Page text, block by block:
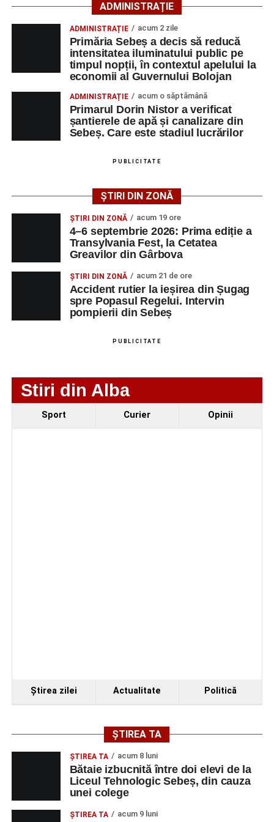
Lista publicată de AJOFM Alba include, pe lângă
denumirea posturilor vacante din Săsciori, și datele de
contact ale angajatorilor, precum numere de telefon și
adrese de e-mail, pentru ca persoanele interesate să
poată solicita detalii despre condițiile de angajare,
Mai jos puteți consulta lista completă a locurilor de
muncă disponibile în comuna Săsciori la data de 4
august 2026, precum și datele de contact ale
LMV
TELEFON/E-
Technology Srl
OPERATOR LA
MASINI-UNELTE
CU COMANDA
NUMERICA
1 0752826367
Ultimele știri din Sebeș
ADMINISTRAȚIE
ADMINISTRAȚIE acum 2 zile
Primăria Sebeș a decis să reducă
intensitatea iluminatului public pe
timpul nopții, în contextul apelului la
economii al Guvernului Bolojan
ADMINISTRAȚIE acum o săptămână
Primarul Dorin Nistor a verificat
șantierele de apă și canalizare din
Sebeș. Care este stadiul lucrărilor
PUBLICITATE
ȘTIRI DIN ZONĂ
ȘTIRI DIN ZONĂ acum 19 ore
4–6 septembrie 2026: Prima ediție a
Transylvania Fest, la Cetatea
Greavilor din Gârbova
ȘTIRI DIN ZONĂ acum 21 de ore
Accident rutier la ieșirea din Șugag
spre Popasul Regelui. Intervin
pompierii din Sebeș
PUBLICITATE
Stiri din Alba
Sport Curier Opinii
Ştirea zilei Actualitate Politică
ȘTIREA TA
ŞTIREA TA acum 8 luni
Bătaie izbucnită între doi elevi de la
Liceul Tehnologic Sebeș, din cauza
unei colege
ŞTIREA TA acum 9 luni